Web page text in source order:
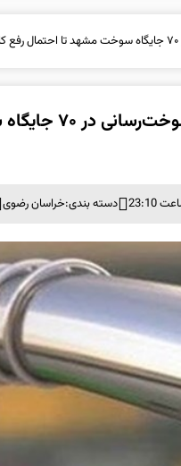
وقایع بنزینی
دسته بندی:خراسان رضوی